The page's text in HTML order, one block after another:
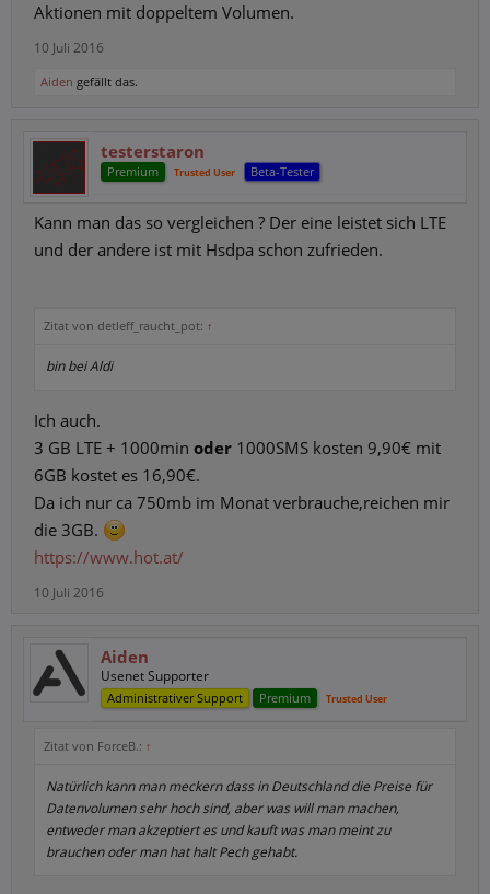
Aktionen mit doppeltem Volumen.
10 Juli 2016
Aiden gefällt das.
testerstaron
Premium Trusted User Beta-Tester
Kann man das so vergleichen ? Der eine leistet sich LTE
und der andere ist mit Hsdpa schon zufrieden.
Zitat von detleff_raucht_pot: ↑
bin bei Aldi
Ich auch.
3 GB LTE + 1000min oder 1000SMS kosten 9,90€ mit
6GB kostet es 16,90€.
Da ich nur ca 750mb im Monat verbrauche,reichen mir
die 3GB.
https://www.hot.at/
10 Juli 2016
Aiden
Usenet Supporter
Administrativer Support Premium Trusted User
Zitat von ForceB.: ↑
Natürlich kann man meckern dass in Deutschland die Preise für
Datenvolumen sehr hoch sind, aber was will man machen,
entweder man akzeptiert es und kauft was man meint zu
brauchen oder man hat halt Pech gehabt.